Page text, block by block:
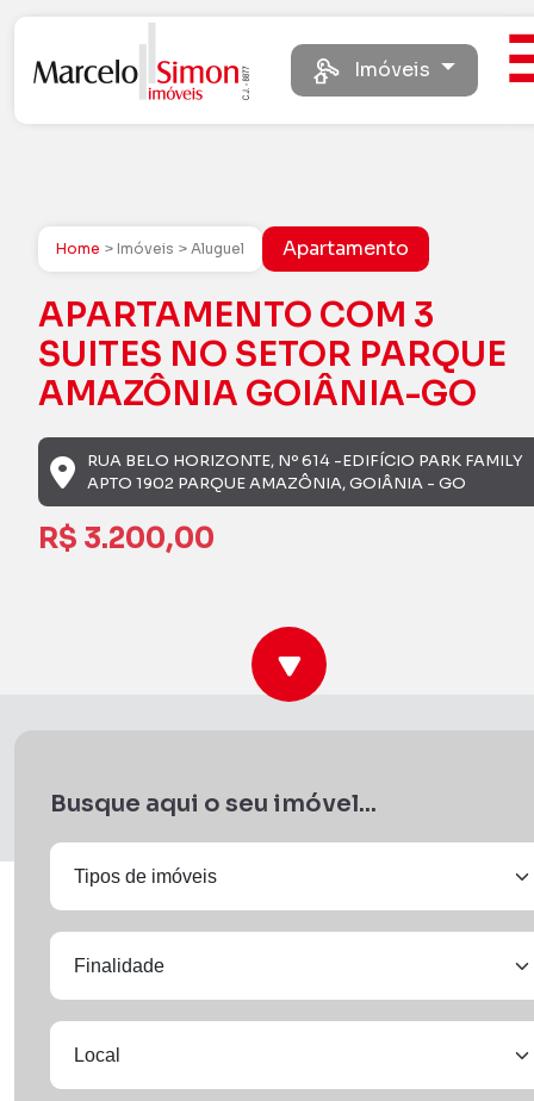
Imóveis
Home > Imóveis > Aluguel Apartamento
APARTAMENTO COM 3
SUITES NO SETOR PARQUE
AMAZÔNIA GOIÂNIA-GO
RUA BELO HORIZONTE, Nº 614 -EDIFÍCIO PARK FAMILY
APTO 1902 PARQUE AMAZÔNIA, GOIÂNIA - GO
R$ 3.200,00
Busque aqui o seu imóvel...